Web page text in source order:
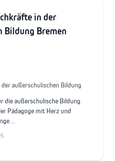
in der
Bildung Bremen
außerschulischen Bildung
die außerschulische Bildung
Pädagoge mit Herz und